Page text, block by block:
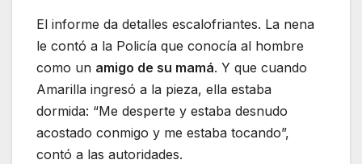
El informe da detalles escalofriantes. La nena
le contó a la Policía que conocía al hombre
como un amigo de su mamá. Y que cuando
Amarilla ingresó a la pieza, ella estaba
dormida: “Me desperte y estaba desnudo
acostado conmigo y me estaba tocando”,
contó a las autoridades.